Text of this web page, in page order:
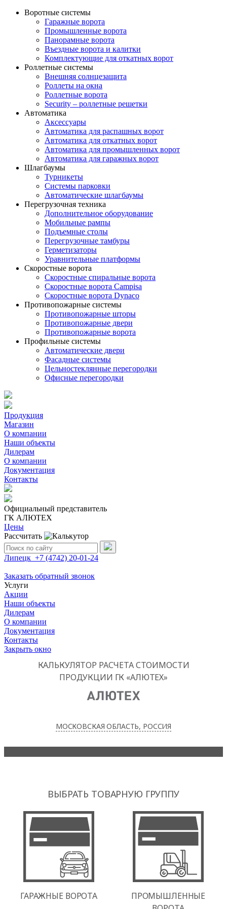
Воротные системы
Гаражные ворота
Промышленные ворота
Панорамные ворота
Въездные ворота и калитки
Комплектующие для откатных ворот
Роллетные системы
Внешняя солнцезащита
Роллеты на окна
Роллетные ворота
Security – роллетные решетки
Автоматика
Аксессуары
Автоматика для распашных ворот
Автоматика для откатных ворот
Автоматика для промышленных ворот
Автоматика для гаражных ворот
Шлагбаумы
Турникеты
Системы парковки
Автоматические шлагбаумы
Перегрузочная техника
Дополнительное оборудование
Мобильные рампы
Подъемные столы
Перегрузочные тамбуры
Герметизаторы
Уравнительные платформы
Скоростные ворота
Скоростные спиральные ворота
Скоростные ворота Campisa
Скоростные ворота Dynaco
Противопожарные системы
Противопожарные шторы
Противопожарные двери
Противопожарные ворота
Профильные системы
Автоматические двери
Фасадные системы
Цельностеклянные перегородки
Офисные перегородки
Продукция
Магазин
О компании
Наши объекты
Дилерам
О компании
Документация
Контакты
Официальный представитель
ГК АЛЮТЕХ
Цены
Рассчитать
Поиск:
Липецк +7 (4742) 20-01-24
Заказать обратный звонок
Услуги
Акции
Наши объекты
Дилерам
О компании
Документация
Контакты
Закрыть окно